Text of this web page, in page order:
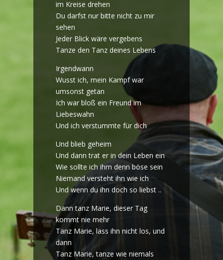
im Kreise drehen
Du darfst nur bitte nicht zu mir
sehen
Jeder Blick wäre vergebens
Tanze den Tanz deines Lebens
Irgendwann
Wusst ich, mein Kampf war
umsonst getan
Ich war bloß ein Freund im
Liebeswahn
Und ich verstummte für dich
Und blieb geheim
Und dann trat er in dein Leben ein
Wie sollte ich ihm denn böse sein
Niemand versteht ihn wie ich
Und wenn du ihn doch so liebst ..
Dann tanz Marie, dieser Tag
kommt nie mehr
Tanz Marie, lass ihn nicht los, und
dann
Tanz Marie, tanze wie niemals